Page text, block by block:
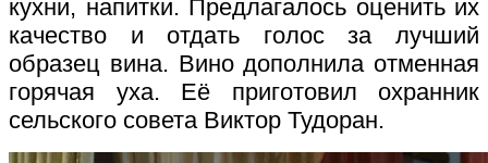
кухни, напитки. Предлагалось оценить их
качество и отдать голос за лучший
образец вина. Вино дополнила отменная
горячая уха. Её приготовил охранник
сельского совета Виктор Тудоран.